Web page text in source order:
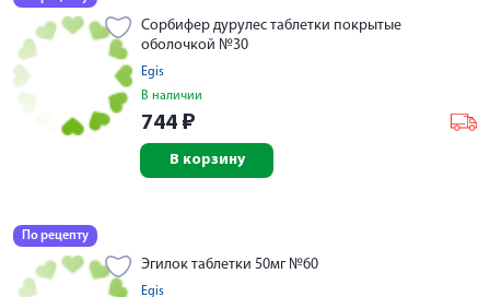
Сорбифер дурулес таблетки покрытые
оболочкой №30
Egis
В наличии
744 ₽
В корзину
По рецепту
Эгилок таблетки 50мг №60
Egis